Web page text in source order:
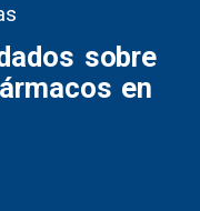
sobre
en